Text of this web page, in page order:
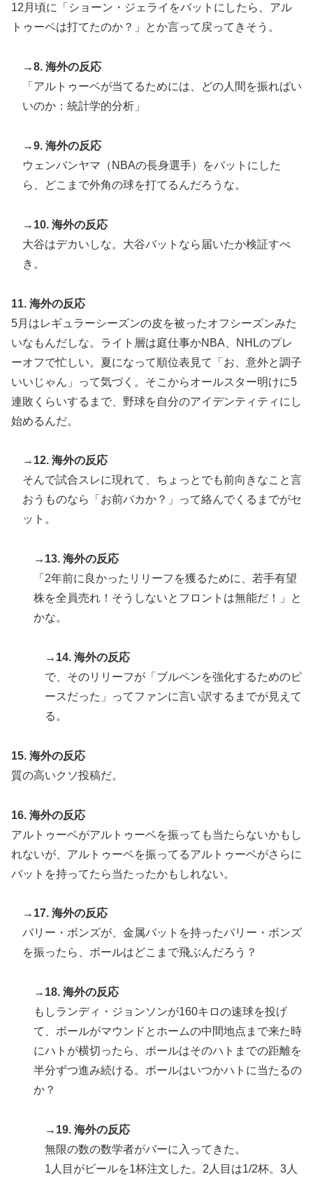
12月頃に「ショーン・ジェライをバットにしたら、アル
トゥーベは打てたのか？」とか言って戻ってきそう。
→8. 海外の反応
「アルトゥーベが当てるためには、どの人間を振ればい
いのか：統計学的分析」
→9. 海外の反応
ウェンバンヤマ（NBAの長身選手）をバットにした
ら、どこまで外角の球を打てるんだろうな。
→10. 海外の反応
大谷はデカいしな。大谷バットなら届いたか検証すべ
き。
11. 海外の反応
5月はレギュラーシーズンの皮を被ったオフシーズンみた
いなもんだしな。ライト層は庭仕事かNBA、NHLのプレ
ーオフで忙しい。夏になって順位表見て「お、意外と調子
いいじゃん」って気づく。そこからオールスター明けに5
連敗くらいするまで、野球を自分のアイデンティティにし
始めるんだ。
→12. 海外の反応
そんで試合スレに現れて、ちょっとでも前向きなこと言
おうものなら「お前バカか？」って絡んでくるまでがセ
ット。
→13. 海外の反応
「2年前に良かったリリーフを獲るために、若手有望
株を全員売れ！そうしないとフロントは無能だ！」と
かな。
→14. 海外の反応
で、そのリリーフが「ブルペンを強化するためのピ
ースだった」ってファンに言い訳するまでが見えて
る。
15. 海外の反応
質の高いクソ投稿だ。
16. 海外の反応
アルトゥーベがアルトゥーベを振っても当たらないかもし
れないが、アルトゥーベを振ってるアルトゥーベがさらに
バットを持ってたら当たったかもしれない。
→17. 海外の反応
バリー・ボンズが、金属バットを持ったバリー・ボンズ
を振ったら、ボールはどこまで飛ぶんだろう？
→18. 海外の反応
もしランディ・ジョンソンが160キロの速球を投げ
て、ボールがマウンドとホームの中間地点まで来た時
にハトが横切ったら、ボールはそのハトまでの距離を
半分ずつ進み続ける。ボールはいつかハトに当たるの
か？
→19. 海外の反応
無限の数の数学者がバーに入ってきた。
1人目がビールを1杯注文した。2人目は1/2杯。3人